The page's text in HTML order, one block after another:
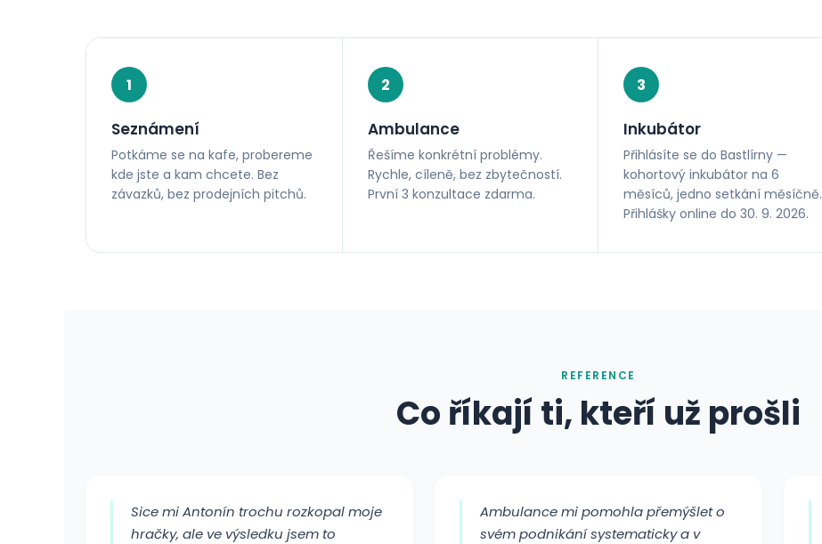
1
Seznámení
Potkáme se na kafe, probereme
kde jste a kam chcete. Bez
závazků, bez prodejních pitchů.
2
Ambulance
Řešíme konkrétní problémy.
Rychle, cíleně, bez zbytečností.
První 3 konzultace zdarma.
3
Inkubátor
Přihlásíte se do Bastlírny —
kohortový inkubátor na 6
měsíců, jedno setkání měsíčně.
Přihlášky online do 30. 9. 2026.
REFERENCE
Co říkají ti, kteří už prošli
Sice mi Antonín trochu rozkopal moje
hračky, ale ve výsledku jsem to
Ambulance mi pomohla přemýšlet o
svém podnikání systematicky a v